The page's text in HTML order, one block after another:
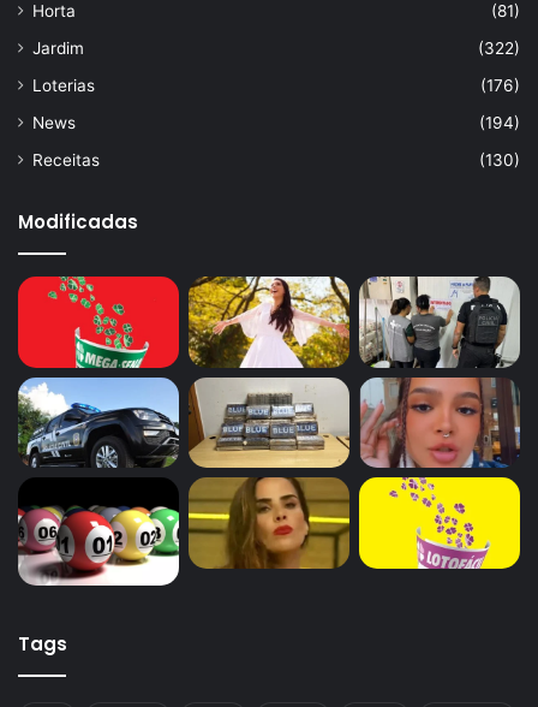
Horta
(81)
Jardim
(322)
Loterias
(176)
News
(194)
Receitas
(130)
Modificadas
Tags